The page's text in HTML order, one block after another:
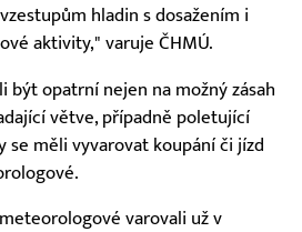
hladin s dosažením i
aktivity," varuje ČHMÚ.
být opatrní nejen na možný zásah
větve, případně poletující
se měli vyvarovat koupání či jízd
varovali už v